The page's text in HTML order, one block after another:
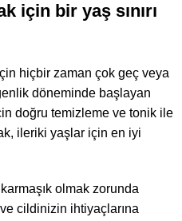
için bir yaş sınırı
hiçbir zaman çok geç veya
döneminde başlayan
doğru temizleme ve tonik ile
ileriki yaşlar için en iyi
olmak zorunda
cildinizin ihtiyaçlarına